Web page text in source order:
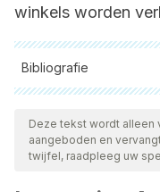
winkels worden
Bibliografie
Alle aangehaalde
ons team om hun
geldigheid te
Deze tekst wordt
aangeboden en
twijfel, raadpleeg uw